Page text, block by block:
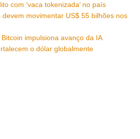
com ‘vaca tokenizada’ no país
devem movimentar US$ 55 bilhões nos
impulsiona avanço da IA
o dólar globalmente